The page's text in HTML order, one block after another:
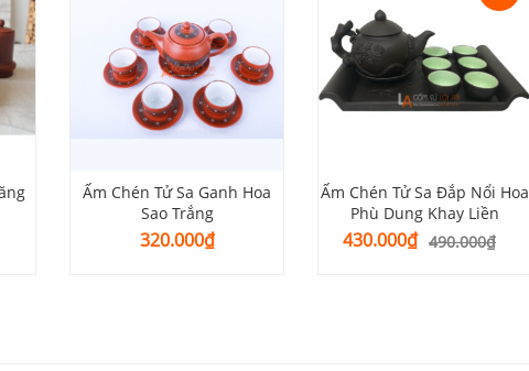
Ấm Chén Tử Sa Ganh Hoa
Sao Trắng
320.000₫
Ấm Chén Tử Sa Đắp Nổi Hoa
Phù Dung Khay Liền
490.000₫
Giá
430.000₫Giá